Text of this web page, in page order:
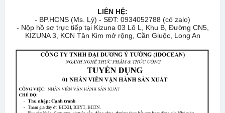
LIÊN HỆ:
- BP.HCNS (Ms. Lý) - SĐT: 0934052788 (có zalo)
- Nộp hồ sơ trực tiếp tại Kizuna 03 Lô L, Khu B, Đường CN5,
KIZUNA 3, KCN Tân Kim mở rộng, Cần Giuộc, Long An